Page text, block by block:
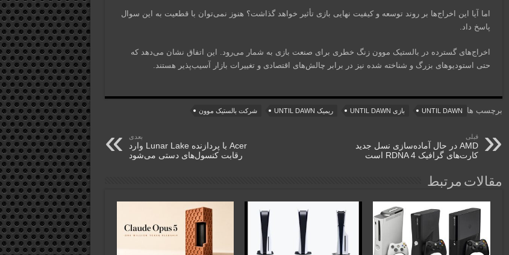
اما آیا این اخراج‌ها بر روند توسعه و کیفیت نهایی بازی تأثیر خواهد گذاشت؟ هنوز نمی‌توان با قطعیت به این سوال
پاسخ داد.
اخراج‌های گسترده در بالستیک موون زنگ خطری برای صنعت بازی به شمار می‌رود. این اتفاق نشان می‌دهد که
حتی استودیوهای بزرگ و شناخته شده نیز در برابر چالش‌های اقتصادی و تغییرات بازار آسیب‌پذیر هستند.
برچسب ها UNTIL DAWN بازی UNTIL DAWN ریمیک UNTIL DAWN شرکت بالستیک موون
قبلی
AMD در حال آماده‌سازی نسل جدید
کارت‌های گرافیک RDNA 4 است
بعدی
Acer با پردازنده Lunar Lake وارد
رقابت کنسول‌های دستی می‌شود
مقالات مرتبط